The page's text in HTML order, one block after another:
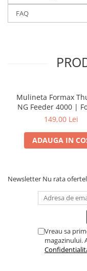
FAQ
Mulineta Formax
NG Feeder 4000 |
149,00 Lei
ADAUGA IN
Newsletter Nu rata
Vreau sa
magazinului.